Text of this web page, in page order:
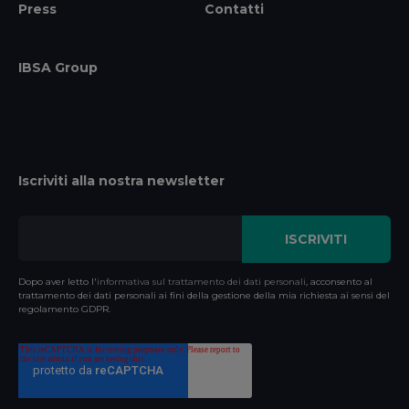
Press Contatti
IBSA Group
Iscriviti alla nostra newsletter
Dopo aver letto l'informativa sul trattamento dei dati personali , acconsento al
trattamento dei dati personali ai fini della gestione della mia richiesta ai sensi del
regolamento GDPR.